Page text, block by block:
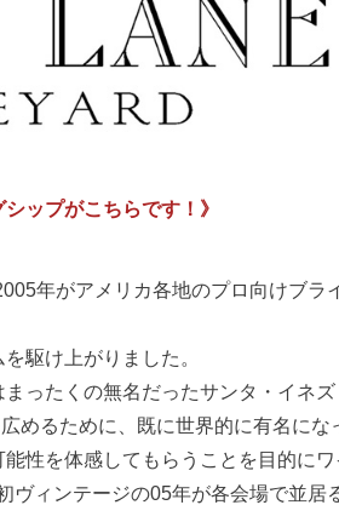
ップがこちらです！》
年がアメリカ各地のプロ向けブラ
駆け上がりました。
ったくの無名だったサンタ・イネ
めるために、既に世界的に有名に
性を体感してもらうことを目的に
ヴィンテージの05年が各会場で並居